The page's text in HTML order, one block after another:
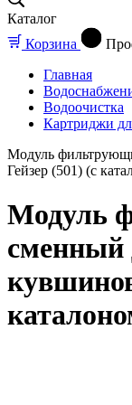
Каталог
Корзина
Главная
Водоочистка
Картриджи
Модуль
Гейзер (501) (с
Модуль
сменный